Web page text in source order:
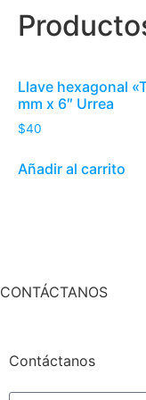
Llave hexagonal
mm x 6″ Urrea
$40
Añadir al carrito
CONTÁCTANOS
Contáctanos